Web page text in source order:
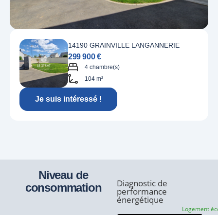
14190 GRAINVILLE LANGANNERIE
299 900 €
4 chambre(s)
104 m²
Je suis intéressé !
Niveau de
consommation
Diagnostic de
performance
énergétique
Logement